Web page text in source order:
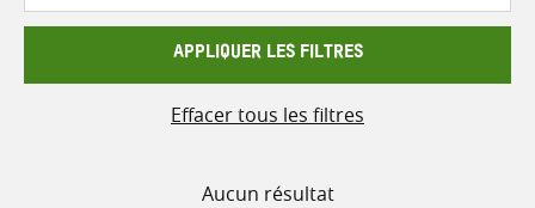
APPLIQUER LES FILTRES
Effacer tous les filtres
Aucun résultat